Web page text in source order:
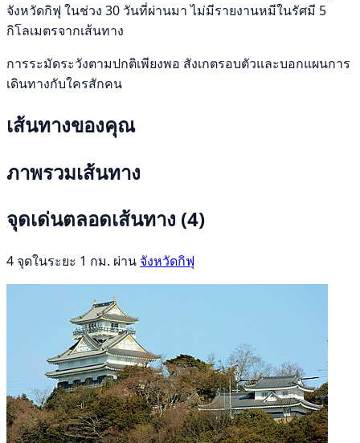
จังหวัดกิฟุ ในช่วง 30 วันที่ผ่านมา ไม่มีรายงานหมีในรัศมี 5
กิโลเมตรจากเส้นทาง
การระมัดระวังตามปกติเพียงพอ สังเกตรอบตัวและบอกแผนการ
เดินทางกับใครสักคน
เส้นทางของคุณ
ภาพรวมเส้นทาง
จุดเด่นตลอดเส้นทาง (4)
4 จุดในระยะ 1 กม. ผ่าน จังหวัดกิฟุ